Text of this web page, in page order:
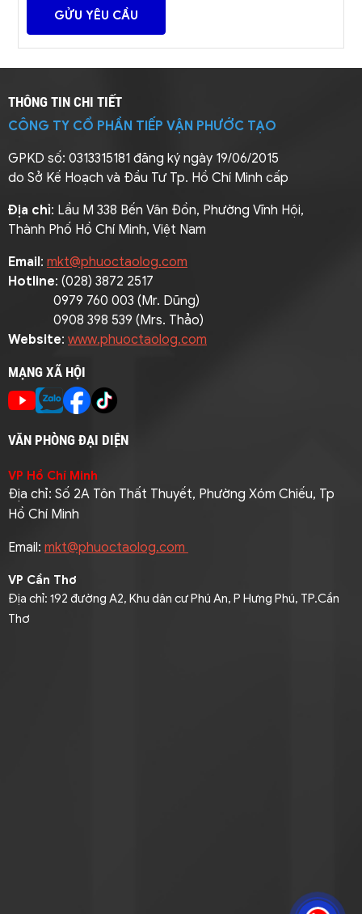
THÔNG TIN CHI TIẾT
CÔNG TY CỔ PHẦN TIẾP VẬN PHƯỚC TẠO
GPKD số: 0313315181 đăng ký ngày 19/06/2015
do Sở Kế Hoạch và Đầu Tư Tp. Hồ Chí Minh cấp
Địa chỉ: Lầu M 338 Bến Vân Đồn, Phường Vĩnh Hội,
Thành Phố Hồ Chí Minh, Việt Nam
Email: mkt@phuoctaolog.com
Hotline: (028) 3872 2517
0979 760 003 (Mr. Dũng)
0908 398 539 (Mrs. Thảo)
Website: www.phuoctaolog.com
MẠNG XÃ HỘI
VĂN PHÒNG ĐẠI DIỆN
VP Hồ Chí Minh
Địa chỉ: Số 2A Tôn Thất Thuyết, Phường Xóm Chiếu, Tp
Hồ Chí Minh
Email: mkt@phuoctaolog.com
VP Cần Thơ
Địa chỉ: 192 đường A2, Khu dân cư Phú An, P Hưng Phú, TP.Cần
Thơ